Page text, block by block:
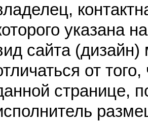
указана
сайта (дизайн)
от
странице,